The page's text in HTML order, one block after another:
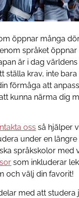
öppnar många
språket
är i dag
ställa krav, inte bara
förmåga att
kunna närma dig
oss så hjälper
under en
språkskolor med
som inkluderar
och välj din favorit!
med att studera